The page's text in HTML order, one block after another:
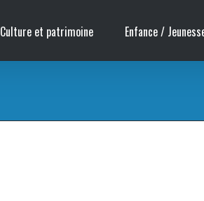
Culture et patrimoine Enfance /